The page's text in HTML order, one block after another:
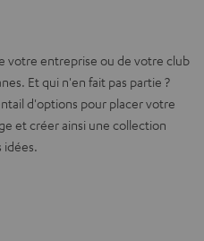
votre entreprise ou de votre club
Et qui n'en fait pas partie ?
d'options pour placer votre
et créer ainsi une collection
idées.